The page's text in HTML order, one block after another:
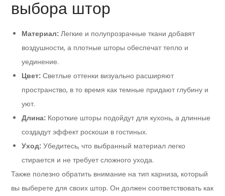
выбора штор
Материал: Легкие и полупрозрачные ткани добавят
воздушности, а плотные шторы обеспечат тепло и
уединение.
Цвет: Светлые оттенки визуально расширяют
пространство, в то время как темные придают глубину и
уют.
Длина: Короткие шторы подойдут для кухонь, а длинные
создадут эффект роскоши в гостиных.
Уход: Убедитесь, что выбранный материал легко
стирается и не требует сложного ухода.
Также полезно обратить внимание на тип карниза, который
вы выберете для своих штор. Он должен соответствовать как